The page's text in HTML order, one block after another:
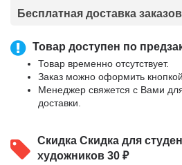
Бесплатная доставка
Товар доступен по
Товар временно отсутствует.
Заказ можно оформить
Менеджер свяжется с Вами
доставки.
Скидка Скидка для
художников 30 ₽